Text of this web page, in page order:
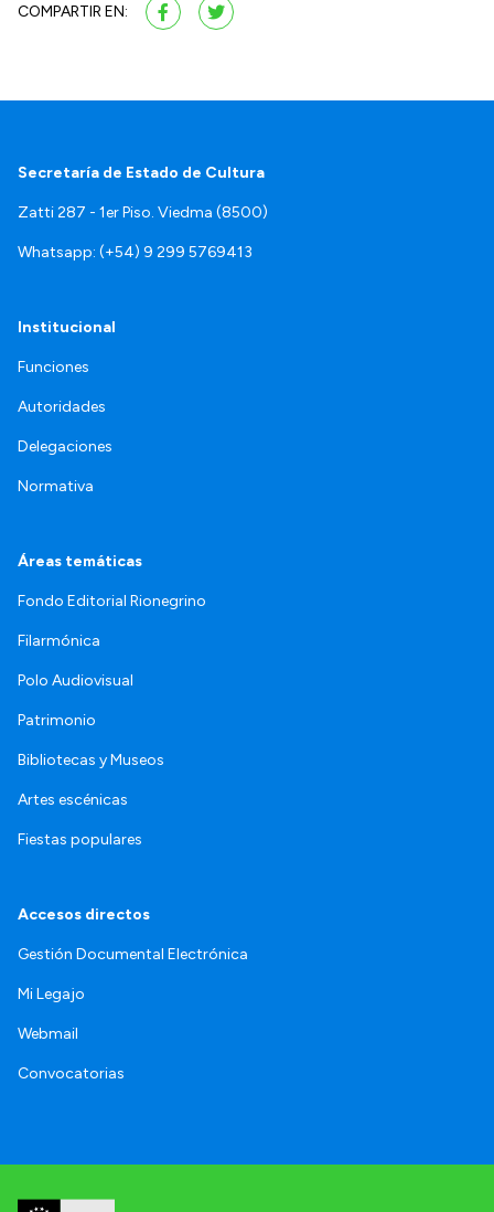
COMPARTIR EN:
Secretaría de Estado de Cultura
Zatti 287 - 1er Piso. Viedma (8500)
Whatsapp: (+54) 9 299 5769413
Institucional
Funciones
Autoridades
Delegaciones
Normativa
Áreas temáticas
Fondo Editorial Rionegrino
Filarmónica
Polo Audiovisual
Patrimonio
Bibliotecas y Museos
Artes escénicas
Fiestas populares
Accesos directos
Gestión Documental Electrónica
Mi Legajo
Webmail
Convocatorias